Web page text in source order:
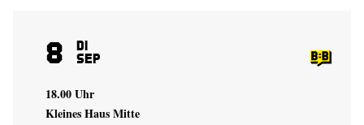
8 Di
Sep
18.00 Uhr
Kleines Haus Mitte